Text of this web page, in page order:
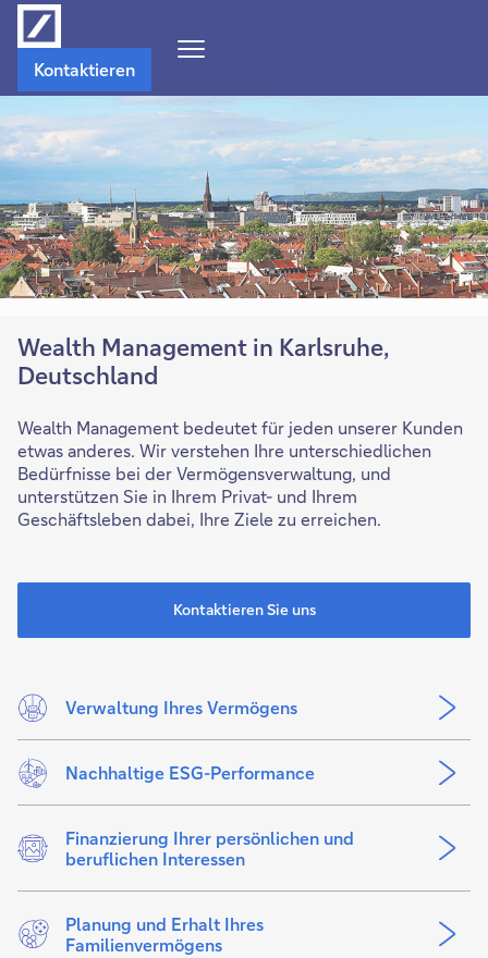
Menü
öffnen
Kontaktieren
Wealth Management in Karlsruhe,
Deutschland
Wealth Management bedeutet für jeden unserer Kunden
etwas anderes. Wir verstehen Ihre unterschiedlichen
Bedürfnisse bei der Vermögensverwaltung, und
unterstützen Sie in Ihrem Privat- und Ihrem
Geschäftsleben dabei, Ihre Ziele zu erreichen.
Kontaktieren Sie uns
Verwaltung Ihres Vermögens
Nachhaltige ESG-Performance
Finanzierung Ihrer persönlichen und
beruflichen Interessen
Planung und Erhalt Ihres
Familienvermögens